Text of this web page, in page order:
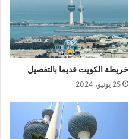
خريطة الكويت قديما بالتفصيل
25 يونيو، 2024